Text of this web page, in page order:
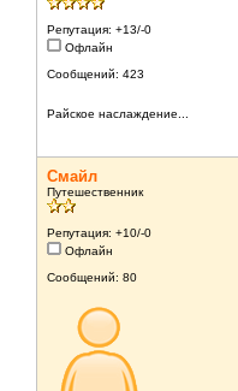
Репутация: +13/-0
Офлайн
Сообщений: 423
Райское наслаждение...
Смайл
Путешественник
Репутация: +10/-0
Офлайн
Сообщений: 80